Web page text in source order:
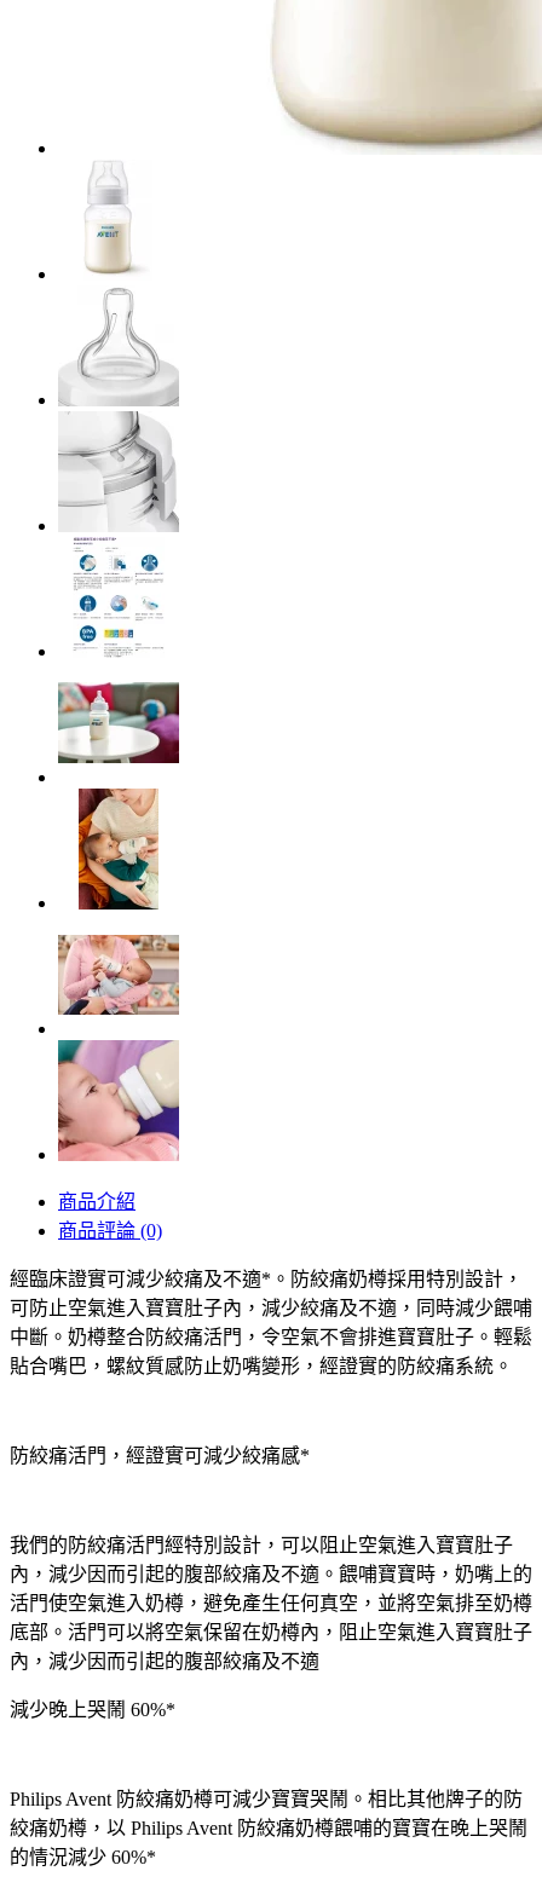
商品介紹
商品評論 (0)
經臨床證實可減少絞痛及不適*。防絞痛奶樽採用特別設計，
可防止空氣進入寶寶肚子內，減少絞痛及不適，同時減少餵哺
中斷。奶樽整合防絞痛活門，令空氣不會排進寶寶肚子。輕鬆
貼合嘴巴，螺紋質感防止奶嘴變形，經證實的防絞痛系統。
防絞痛活門，經證實可減少絞痛感*
我們的防絞痛活門經特別設計，可以阻止空氣進入寶寶肚子
內，減少因而引起的腹部絞痛及不適。餵哺寶寶時，奶嘴上的
活門使空氣進入奶樽，避免產生任何真空，並將空氣排至奶樽
底部。活門可以將空氣保留在奶樽內，阻止空氣進入寶寶肚子
內，減少因而引起的腹部絞痛及不適
減少晚上哭鬧 60%*
Philips Avent 防絞痛奶樽可減少寶寶哭鬧。相比其他牌子的防
絞痛奶樽，以 Philips Avent 防絞痛奶樽餵哺的寶寶在晚上哭鬧
的情況減少 60%*